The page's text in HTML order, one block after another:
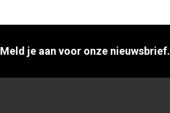
je aan voor onze nieuwsbrief.